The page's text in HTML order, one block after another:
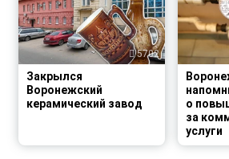
5702
Закрылся
Воронежский
керамический завод
о
за
услуги